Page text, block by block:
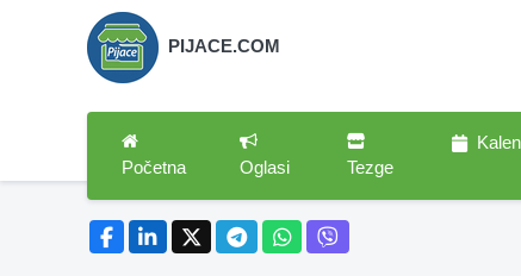
PIJACE.COM
Početna Oglasi Tezge